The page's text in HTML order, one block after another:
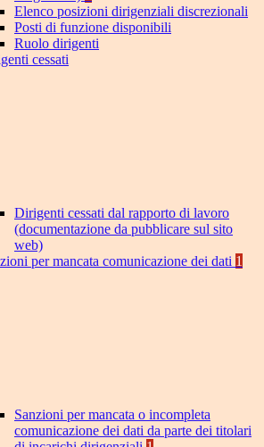
Elenco posizioni dirigenziali discrezionali
Posti di funzione disponibili
Ruolo dirigenti
cessati
Dirigenti cessati dal rapporto di lavoro
(documentazione da pubblicare sul sito
web)
per mancata comunicazione dei dati 1
Sanzioni per mancata o incompleta
comunicazione dei dati da parte dei titolari